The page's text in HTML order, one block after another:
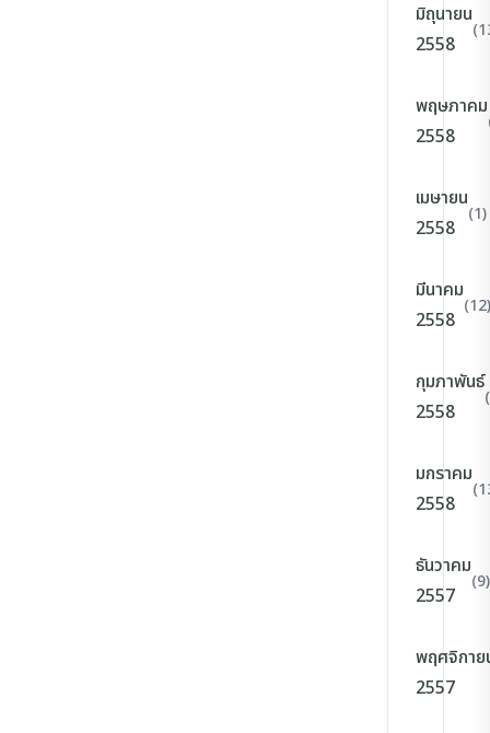
มิถุนายน
2558
พฤษภาคม
2558
เมษายน
2558
(1)
มีนาคม
2558
(12)
กุมภาพันธ์
2558
มกราคม
2558
ธันวาคม
2557
(9)
พฤศจิกาย
2557